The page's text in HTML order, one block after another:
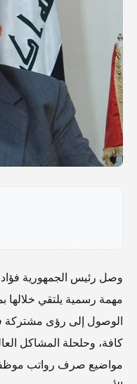
وصل رئيس الجمهورية
مهمة رسمية يلتقي
الوصول إلى رؤى مشتركة
كافة، وحلحلة المشاكل
مواضيع صرف رواتب موظفي